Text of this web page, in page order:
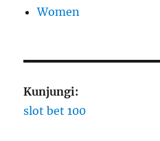
Women
Kunjungi:
slot bet 100